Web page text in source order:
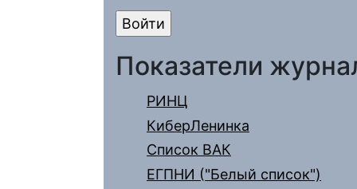
Показатели
РИНЦ
КиберЛенинка
Список ВАК
ЕГПНИ ("Белый список")